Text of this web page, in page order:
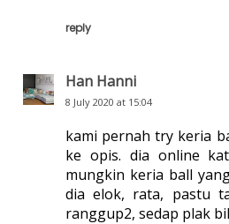
reply
Han Hanni
8 July 2020 at 15:04
kami pernah try keria
ke opis. dia online
mungkin keria ball
dia elok, rata, pastu
ranggup2, sedap plak